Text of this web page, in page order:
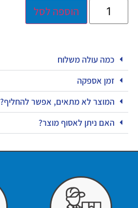
הוספה לסל
כמה עולה משלוח
זמן אספקה
המוצר לא מתאים, אפשר להחליף?
האם ניתן לאסוף מוצר?